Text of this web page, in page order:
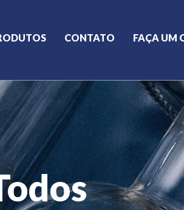
CONTATO FAÇA UM